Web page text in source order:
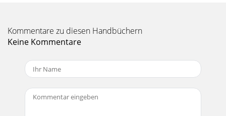
Kommentare zu diesen Handbüchern
Keine Kommentare